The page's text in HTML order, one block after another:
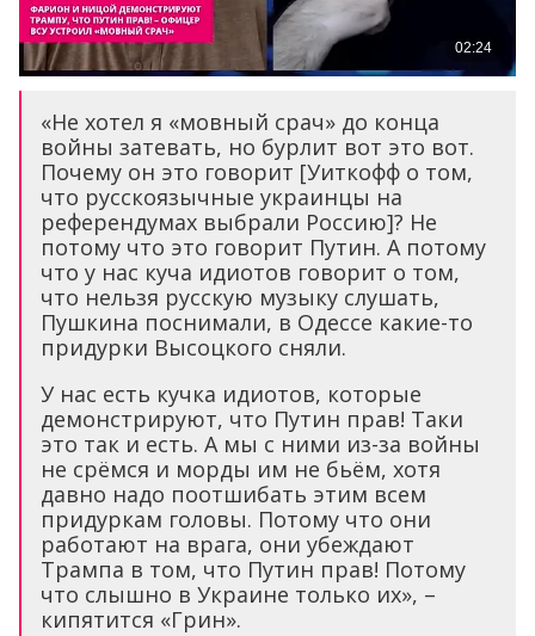
«Не хотел я «мовный срач» до конца
войны затевать, но бурлит вот это вот.
Почему он это говорит [Уиткофф о том,
что русскоязычные украинцы на
референдумах выбрали Россию]? Не
потому что это говорит Путин. А потому
что у нас куча идиотов говорит о том,
что нельзя русскую музыку слушать,
Пушкина поснимали, в Одессе какие-то
придурки Высоцкого сняли.
У нас есть кучка идиотов, которые
демонстрируют, что Путин прав! Таки
это так и есть. А мы с ними из-за войны
не срёмся и морды им не бьём, хотя
давно надо поотшибать этим всем
придуркам головы. Потому что они
работают на врага, они убеждают
Трампа в том, что Путин прав! Потому
что слышно в Украине только их», –
кипятится «Грин».